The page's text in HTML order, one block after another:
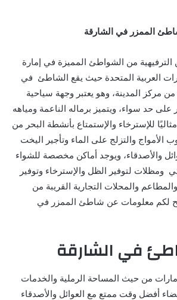
الممزر في الشارقة
الترفيهية من الشواطئ المميزة في إمارة
العربية المتحدة حيث يقع الشاطئ في
مركز المدينة، وهو يعتبر وجهة سياحية
على حد سواء، ويتميز برماله الناعمة ومياهه
للإسترخاء والإستمتاع بأنشطة البحر من
والتزلج على الماء وتأجير اليخت
والأصدقاء، ويوجد أماكن مخصصة للشواء
ومظلات لتوفير الظل والإسترخاء وتوفير
والمحلات التجارية القريبة من
لكم معلومات عن شاطئ الممزر في
في الشارقة
من حيث المساحة الرملية والخدمات
أفضل وقت ممتع مع العوائل والأصدقاء